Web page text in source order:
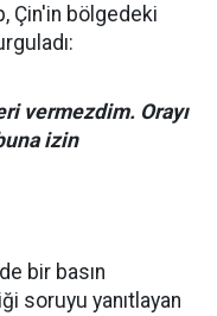
Çin'in bölgedeki
vermezdim. Orayı
izin
bir basın
soruyu yanıtlayan